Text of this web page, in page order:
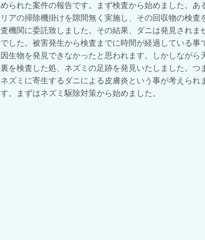
められた案件の報告です。まず検査から始めました。あ
リアの掃除機掛けを隙間無く実施し、その回収物の検査
査機関に委託致しました。その結果、ダニは発見されま
でした。被害発生から検査までに時間が経過している事
因生物を発見できなかったと思われます。しかしながら
裏を検査した処、ネズミの足跡を発見いたしました。つ
ネズミに寄生するダニによる皮膚炎という事が考えられ
す。まずはネズミ駆除対策から始めました。